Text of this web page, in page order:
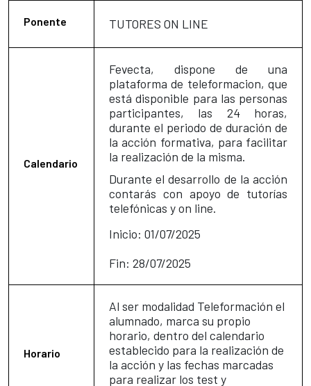
Ponente TUTORES ON LINE
Calendario
Fevecta, dispone de una
plataforma de teleformacion, que
está disponible para las personas
participantes, las 24 horas,
durante el periodo de duración de
la acción formativa, para facilitar
la realización de la misma.
Durante el desarrollo de la acción
contarás con apoyo de tutorías
telefónicas y on line.
Inicio: 01/07/2025
Fin: 28/07/2025
Horario
Al ser modalidad Teleformación el
alumnado, marca su propio
horario, dentro del calendario
establecido para la realización de
la acción y las fechas marcadas
para realizar los test y